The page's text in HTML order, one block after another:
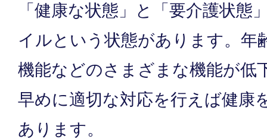
「健康な状態」と「要介護状態
イルという状態があります。年
機能などのさまざまな機能が低
早めに適切な対応を行えば健康
あります。